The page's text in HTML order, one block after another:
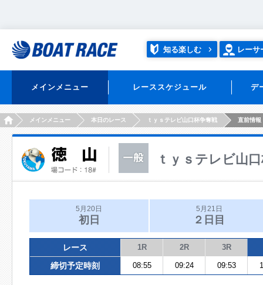
知る楽しむ レーサ
メインメニュー レーススケジュール デ
HOMEメインメニュー 本日のレース ｔｙｓテレビ山口杯争奪戦 直前情報
ｔｙｓテレビ山
5月20日
初日
5月21日
２日目
レース 1R 2R 3R
締切予定時刻 08:55 09:24 09:53